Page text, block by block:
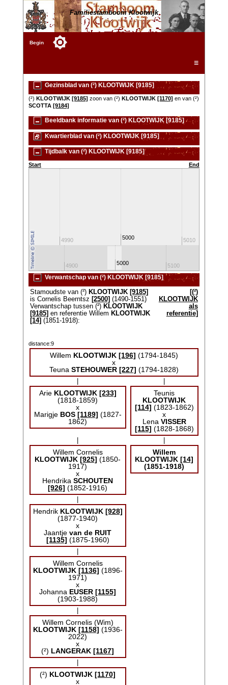
Familiestamboom Klootwijk
Begin
☰
Gezinsblad van (²) KLOOTWIJK [9185]
(²) KLOOTWIJK [9185] zoon van (²) KLOOTWIJK [1170] en van (²)
SCOTTA [9184]
Beeldbank informatie van (²) KLOOTWIJK [9185]
Kwartierblad van (²) KLOOTWIJK [9185]
Tijdbalk van (²) KLOOTWIJK [9185]
Start End
4990 5000 5010
4900 5000 5100
Verwantschap van (²) KLOOTWIJK [9185]
Stamoudste van (²) KLOOTWIJK [9185]
is Cornelis Beerntsz [2500] (1490-1551)
Verwantschap tussen (²) KLOOTWIJK
[9185] en referentie Willem KLOOTWIJK
[14] (1851-1918):
[(²)
KLOOTWIJK
als
referentie]
distance:9
Willem KLOOTWIJK [196] (1794-1845)
x
Teuna STEHOUWER [227] (1794-1828)
Arie KLOOTWIJK [233]
(1818-1859)
x
Marigje BOS [1189] (1827-
1862)
Teunis
KLOOTWIJK
[114] (1823-1862)
x
Lena VISSER
[115] (1828-1868)
Willem Cornelis
KLOOTWIJK [925] (1850-
1917)
x
HendrikaSCHOUTEN
[926] (1852-1916)
Willem
KLOOTWIJK [14]
(1851-1918)
Hendrik KLOOTWIJK [928]
(1877-1940)
x
Jaantjevan de RUIT
[1135] (1875-1960)
Willem Cornelis
KLOOTWIJK [1136] (1896-
1971)
x
Johanna EUSER [1155]
(1903-1988)
Willem Cornelis (Wim)
KLOOTWIJK [1158] (1936-
2022)
x
(²) LANGERAK [1167]
(²) KLOOTWIJK [1170]
x